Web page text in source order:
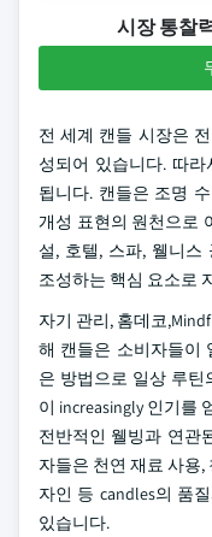
시장 통찰
전 세계 캔들 시장은
성되어 있습니다. 따
됩니다. 캔들은 조명
개성 표현의 원천으로
설, 호텔, 스파, 웰니스
조성하는 핵심 요소로
자기 관리, 홈데코
해 캔들은 소비자들이
은 방법으로 일상 루틴
이 increasingly 인기를
전반적인 웰빙과 연관
자들은 천연 재료 사용
자인 등 candles의 품
있습니다.